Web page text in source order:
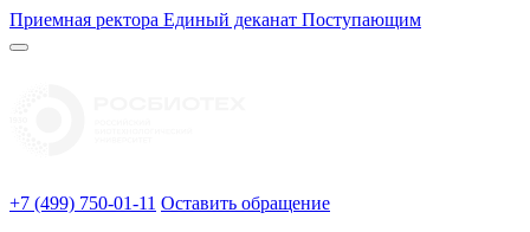
Приемная ректора Единый деканат Поступающим
+7 (499) 750-01-11 Оставить обращение